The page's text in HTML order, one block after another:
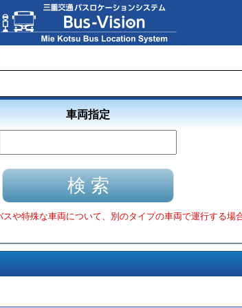
車両指定
や特殊な車両について、別のタイプの車両で運行する場